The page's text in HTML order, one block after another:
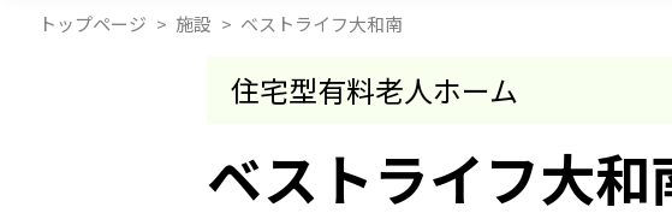
トップページ 施設 ベストライフ大和南
住宅型有料老人ホーム
ベストライフ大和